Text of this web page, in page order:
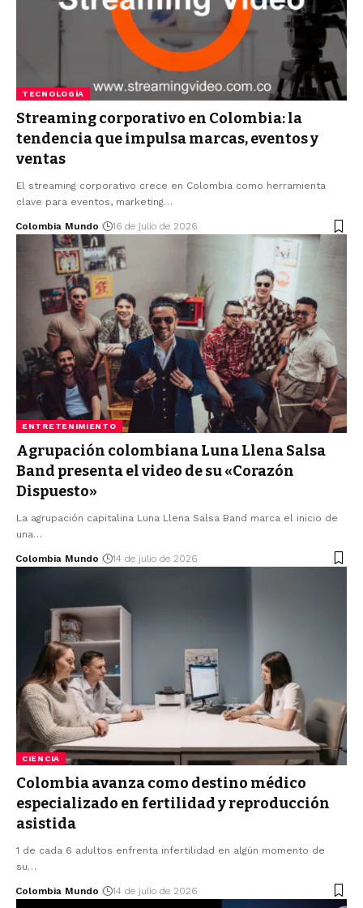
TECNOLOGÍA
Streaming corporativo en Colombia: la
tendencia que impulsa marcas, eventos y
ventas
El streaming corporativo crece en Colombia como herramienta
clave para eventos, marketing…
Colombia Mundo 16 de julio de 2026
ENTRETENIMIENTO
Agrupación colombiana Luna Llena Salsa
Band presenta el video de su «Corazón
Dispuesto»
La agrupación capitalina Luna Llena Salsa Band marca el inicio de
una…
Colombia Mundo 14 de julio de 2026
CIENCIA
Colombia avanza como destino médico
especializado en fertilidad y reproducción
asistida
1 de cada 6 adultos enfrenta infertilidad en algún momento de
su…
Colombia Mundo 14 de julio de 2026